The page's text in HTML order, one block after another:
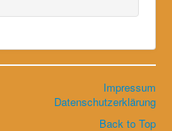
Impressum
Datenschutzerklärung
Back to Top